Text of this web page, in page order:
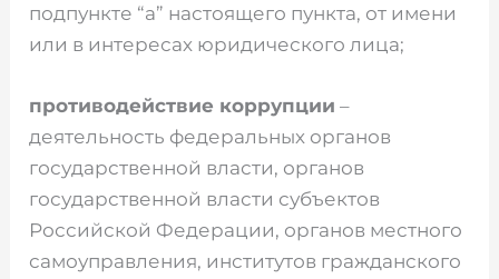
подпункте “а” настоящего пункта, от имени
или в интересах юридического лица;
противодействие коррупции –
деятельность федеральных органов
государственной власти, органов
государственной власти субъектов
Российской Федерации, органов местного
самоуправления, институтов гражданского